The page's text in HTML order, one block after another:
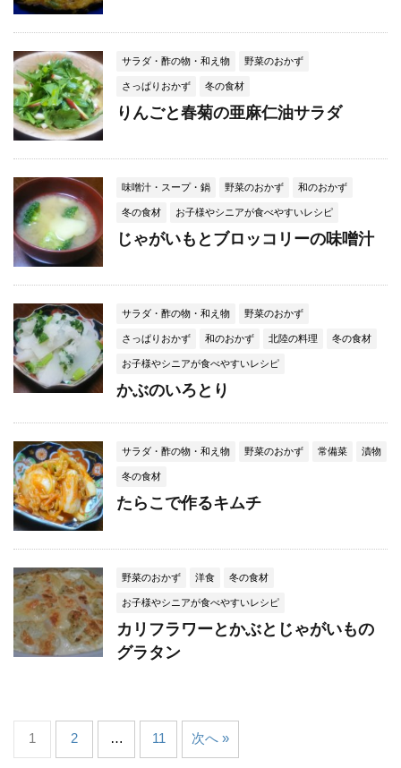
サラダ・酢の物・和え物 野菜のおかず
さっぱりおかず 冬の食材
りんごと春菊の亜麻仁油サラダ
味噌汁・スープ・鍋 野菜のおかず 和のおかず
冬の食材 お子様やシニアが食べやすいレシピ
じゃがいもとブロッコリーの味噌汁
サラダ・酢の物・和え物 野菜のおかず
さっぱりおかず 和のおかず 北陸の料理 冬の食材
お子様やシニアが食べやすいレシピ
かぶのいろとり
サラダ・酢の物・和え物 野菜のおかず 常備菜 漬物
冬の食材
たらこで作るキムチ
野菜のおかず 洋食 冬の食材
お子様やシニアが食べやすいレシピ
カリフラワーとかぶとじゃがいもの
グラタン
1 2 … 11 次へ »